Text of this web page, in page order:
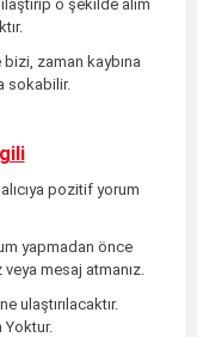
o şekilde alım
zaman kaybına
sokabilir.
pozitif yorum
yapmadan önce
mesaj atmanız.
ulaştırılacaktır.
Yoktur.